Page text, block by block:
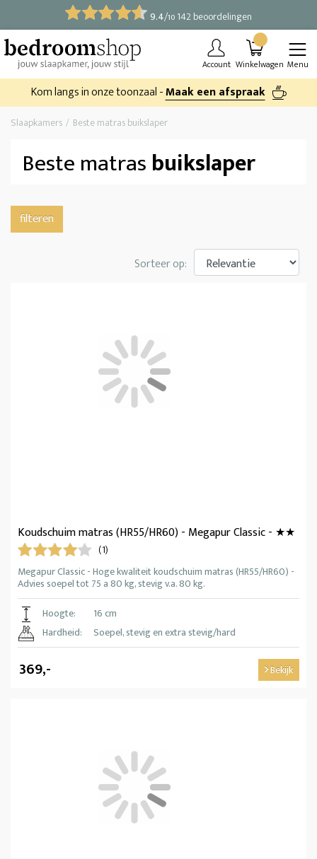
9.4/10 142 beoordelingen
Account Winkelwagen Menu
Kom langs in onze toonzaal -Maak een afspraak
Slaapkamers Beste matras buikslaper
Beste matrasbuikslaper
filteren
Sorteer op:
Koudschuim matras (HR55/HR60) - Megapur Classic - ★★
(1)
Megapur Classic - Hoge kwaliteit koudschuim matras (HR55/HR60) -
Advies soepel tot 75 a 80 kg, stevig v.a. 80 kg.
Hoogte:
16 cm
Hardheid:
Soepel, stevig en extra stevig/hard
369,- Bekijk